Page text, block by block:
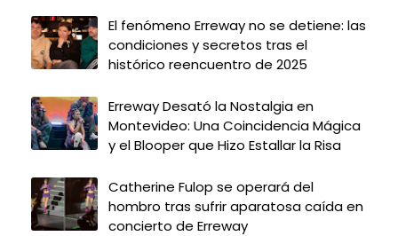
El fenómeno Erreway no se detiene: las
condiciones y secretos tras el
histórico reencuentro de 2025
Erreway Desató la Nostalgia en
Montevideo: Una Coincidencia Mágica
y el Blooper que Hizo Estallar la Risa
Catherine Fulop se operará del
hombro tras sufrir aparatosa caída en
concierto de Erreway